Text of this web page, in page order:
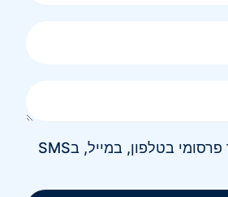
אני מאשר/ת קבלת חומר פרסומי בטלפון, במייל, בSMS